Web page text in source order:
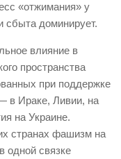
«отжимания» у
сбыта доминирует.
влияние в
пространства
при поддержке
в Ираке, Ливии, на
на Украине.
странах фашизм на
одной связке